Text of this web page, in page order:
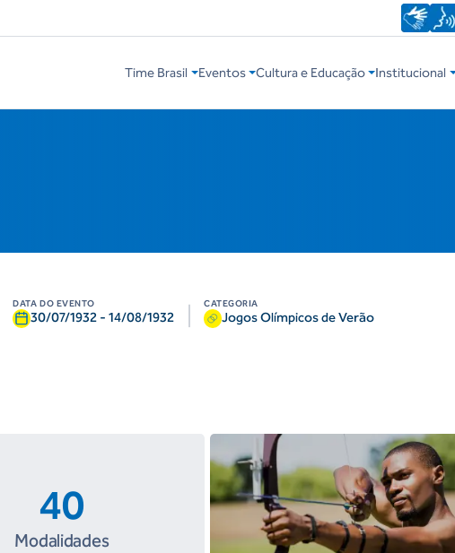
Time Brasil Eventos Cultura e Educação Institucional
DATA DO EVENTO
30/07/1932 - 14/08/1932
CATEGORIA
Jogos Olímpicos de Verão
40
Modalidades